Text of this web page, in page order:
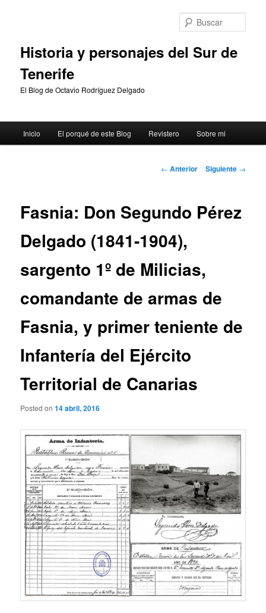
Historia y personajes del Sur de
Tenerife
El Blog de Octavio Rodríguez Delgado
principal
Inicio El porqué de este Blog Revistero Sobre mi
Navegación
← Anterior Siguiente →
Fasnia: Don Segundo Pérez
Delgado (1841-1904),
sargento 1º de Milicias,
comandante de armas de
Fasnia, y primer teniente de
Infantería del Ejército
Territorial de Canarias
Posted on14 abril, 2016